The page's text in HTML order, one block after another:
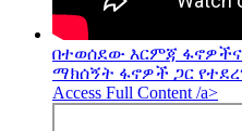
በተወሰደው እርምጃ
ማክሰኝት ፋኖዎች ጋር
Access Full Content /a>